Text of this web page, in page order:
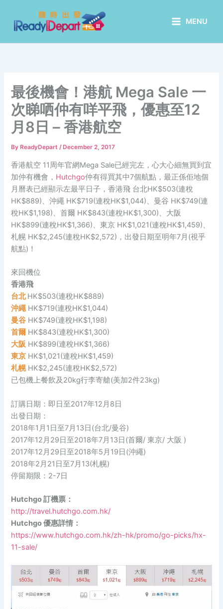
content
MENU
最後機會！港航 Mega Sale 一
次睇哂仲有咩平飛，優惠至12
月8日 – 香港航空
By ReadyDepart/ December 2, 2017
香港航空 11周年官網Mega Sale已經完左，心大心細無買到宜
加仲有機會， Hutchgo仲有得買其中7個航點，最正係佢地個
月曆表已經顯示左最平日子，香港飛 台北HK$503(連稅
HK$889)、沖繩 HK$719(連稅HK$1,044)、曼谷 HK$749(連
稅HK$1,198)、首爾 HK$843(連稅HK$1,300)、大阪
HK$899(連稅HK$1,366)、東京 HK$1,021(連稅HK$1,459)、
札幌 HK$2,245(連稅HK$2,572)，出發日期至明年7月(視乎
航點)！
來回機位
香港飛
台北HK$503(連稅HK$889)
沖繩HK$719(連稅HK$1,044)
曼谷 HK$749(連稅HK$1,198)
首爾 HK$843(連稅HK$1,300)
大阪 HK$899(連稅HK$1,366)
東京 HK$1,021(連稅HK$1,459)
札幌HK$2,245(連稅HK$2,572)
已包機上餐飲及20kg行李寄艙(美加2件23kg)
訂購日期：即日至2017年12月8日
出發日期：
2018年1月1日至7月13日(台北/曼谷)
2017年12月29日至2018年7月13日(首爾/ 東京/ 大阪 )
2017年12月29日至2018年5月19日(沖繩)
2018年2月21日至7月13(札幌)
停留期限：2-7日
Hutchgo 訂機票：
http://travel.hutchgo.com.hk/
Hutchgo 優惠詳情：
https://www.hutchgo.com.hk/zh-hk/promo/go-picks/hx-
11-sale/